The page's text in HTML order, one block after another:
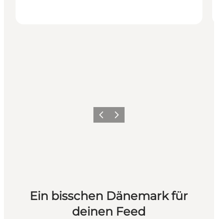
ZurückWeiter
Ein bisschen Dänemark für
deinen Feed